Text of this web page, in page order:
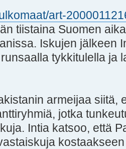
art-
tiistaina Suomen
Iskujen jälkeen
tykkitulella ja
armeijaa siitä,
jotka
Intia katsoo, että